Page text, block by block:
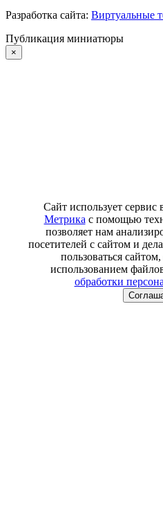
Разработка сайта: Виртуальные
Публикация миниатюры
×
Сайт использует сервис
Метрика с помощью
позволяет нам
посетителей с сайтом и
пользоваться
использованием
обработки